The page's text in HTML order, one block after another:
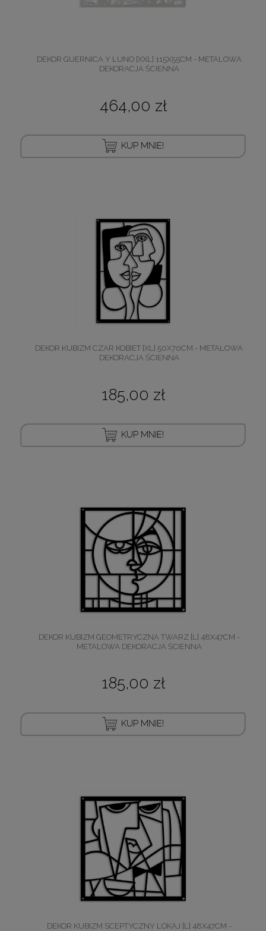
DEKOR GUERNICA Y LUNO [XXL] 115X55CM - METALOWA
DEKORACJA ŚCIENNA
464,00 zł
KUP MNIE!
DEKOR KUBIZM CZAR KOBIET [XL] 50X70CM - METALOWA
DEKORACJA ŚCIENNA
185,00 zł
KUP MNIE!
DEKOR KUBIZM GEOMETRYCZNA TWARZ [L] 48X47CM -
METALOWA DEKORACJA ŚCIENNA
185,00 zł
KUP MNIE!
DEKOR KUBIZM SCEPTYCZNY LOKAJ [L] 48X47CM -